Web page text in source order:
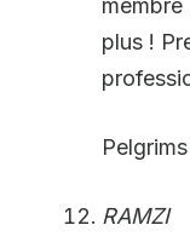
membre
plus !
RAMZI